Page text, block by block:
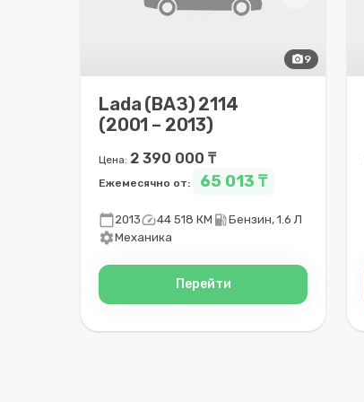
photo_camera9
Lada (ВАЗ) 2114
(2001 – 2013)
Цена: 2 390 000 ₸
Ежемесячно от: 65 013 ₸
calendar_today2013speed44 518 КМ local_gas_stationБензин, 1.6 Л
settingsМеханика
Перейти